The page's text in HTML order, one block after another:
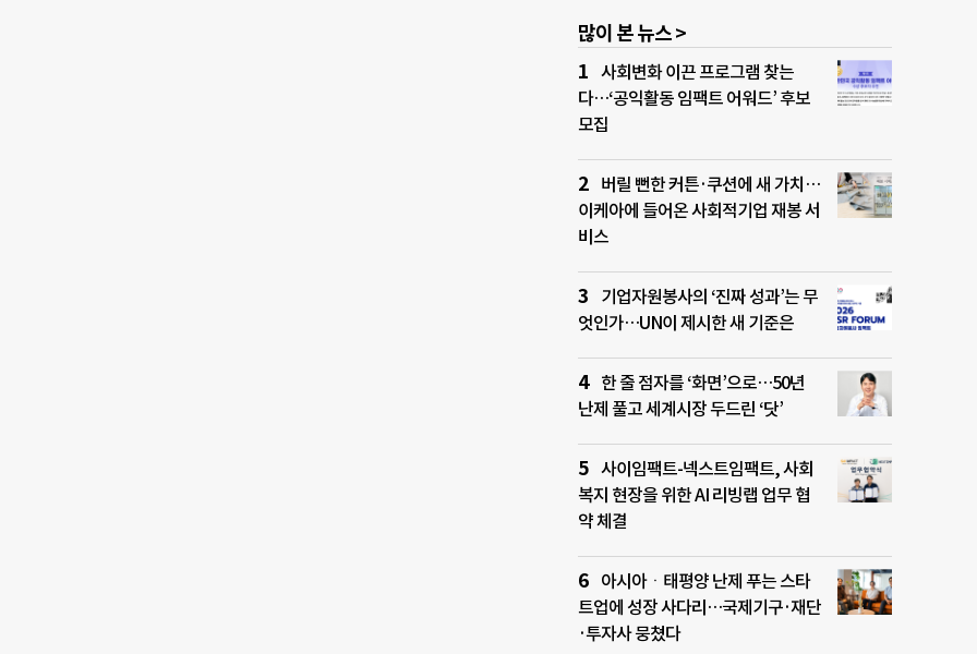
많이 본 뉴스 >
사회변화 이끈 프로그램 찾는
다…‘공익활동 임팩트 어워드’ 후보
모집
버릴 뻔한 커튼·쿠션에 새 가치…
이케아에 들어온 사회적기업 재봉 서
비스
기업자원봉사의 ‘진짜 성과’는 무
엇인가…UN이 제시한 새 기준은
한 줄 점자를 ‘화면’으로…50년
난제 풀고 세계시장 두드린 ‘닷’
사이임팩트-넥스트임팩트, 사회
복지 현장을 위한 AI 리빙랩 업무 협
약 체결
아시아ㆍ태평양 난제 푸는 스타
트업에 성장 사다리…국제기구·재단
·투자사 뭉쳤다